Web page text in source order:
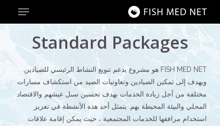
Menu
Standard Packages
FISH MED NET هو مشروع يدعم تنويع النشاط الرئيسي للصيادين.
ويهدف إلى تمكين الصيادين وتعاونيات الصيد من استكشاف مسارات
مختلفة من أجل زيادة الخدمات بهدف تحسين سبل عيشهم والاقتصاد
المحلي والبيئة المحيطة بهم. يتمثل أحد هذه الأنشطة في تعزيز
استخدام مرافقها للخدمات المجتمعية ، حيث يمكن إقامة علاقات
Menu